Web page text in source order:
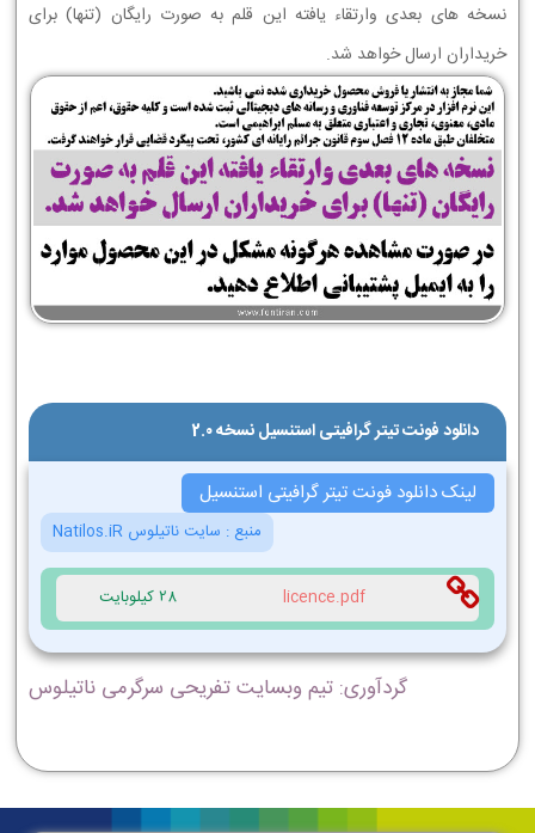
نسخه های بعدی وارتقاء یافته این قلم به صورت رایگان (تنها) برای
خریداران ارسال خواهد شد.
دانلود فونت تیتر گرافیتی استنسیل نسخه 2.0
لینک دانلود فونت تیتر گرافیتی استنسیل
منبع : سایت ناتیلوس Natilos.iR
licence.pdf 28 کیلوبایت
گردآوری: تیم وبسایت تفریحی سرگرمی ناتیلوس